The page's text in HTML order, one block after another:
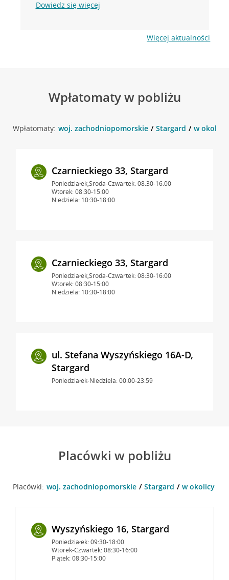
Dowiedz się więcej
Więcej aktualności
Wpłatomaty w pobliżu
Wpłatomaty: woj. zachodniopomorskie Stargard w okolicy
Czarnieckiego 33, Stargard
Poniedziałek,Środa-Czwartek: 08:30-16:00
Wtorek: 08:30-15:00
Niedziela: 10:30-18:00
Czarnieckiego 33, Stargard
Poniedziałek,Środa-Czwartek: 08:30-16:00
Wtorek: 08:30-15:00
Niedziela: 10:30-18:00
ul. Stefana Wyszyńskiego 16A-D,
Stargard
Poniedziałek-Niedziela: 00:00-23:59
Placówki w pobliżu
Placówki: woj. zachodniopomorskie Stargard w okolicy
Wyszyńskiego 16, Stargard
Poniedziałek: 09:30-18:00
Wtorek-Czwartek: 08:30-16:00
Piątek: 08:30-15:00